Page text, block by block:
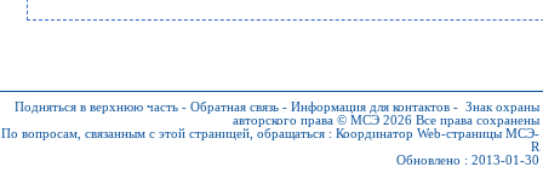
Подняться в верхнюю часть - Обратная связь - Информация для контактов - Знак охраны
авторского права © МСЭ 2026 Все права сохранены
По вопросам, связанным с этой страницей, обращаться : Координатор Web-страницы МСЭ-
R
Обновлено : 2013-01-30